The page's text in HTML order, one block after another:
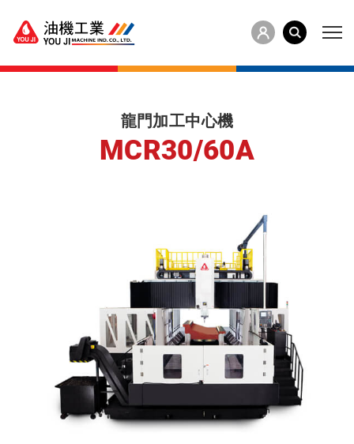
龍門加工中心機
MCR30/60A